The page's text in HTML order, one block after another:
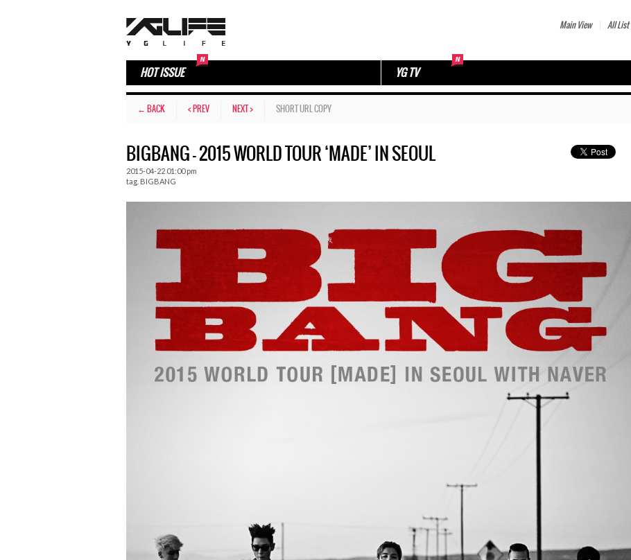
Main View All List
HOT ISSUE YG TV
← BACK < PREV NEXT > SHORT URL COPY
BIGBANG – 2015 WORLD TOUR ‘MADE’ IN SEOUL
2015-04-22 01:00 pm
tag. BIGBANG